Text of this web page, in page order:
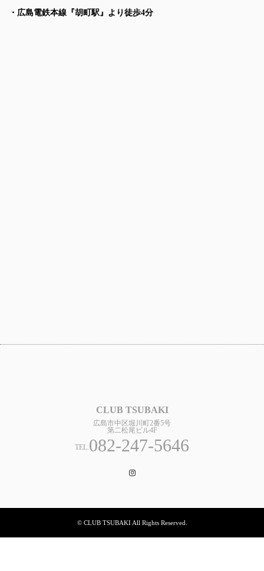
・広島電鉄本線『胡町駅』より徒歩4分
CLUB TSUBAKI
広島市中区堀川町2番5号
第二松尾ビル4F
TEL.082-247-5646
© CLUB TSUBAKI All Rights Reserved.